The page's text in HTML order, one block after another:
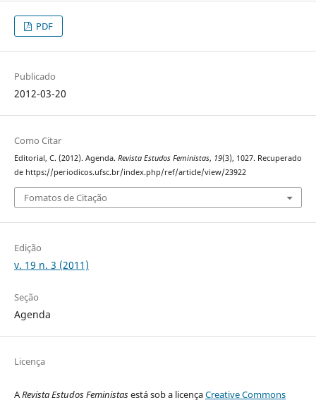
PDF
Publicado
2012-03-20
Como Citar
Editorial, C. (2012). Agenda. Revista Estudos Feministas, 19(3), 1027. Recuperado
de https://periodicos.ufsc.br/index.php/ref/article/view/23922
Fomatos de Citação
Edição
v. 19 n. 3 (2011)
Seção
Agenda
Licença
ARevista Estudos Feministasestá sob a licençaCreative Commons